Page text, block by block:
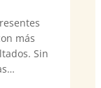
más
Sin